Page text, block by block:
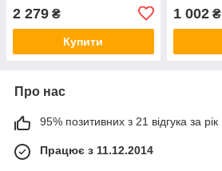
2 279 ₴
Купити
1 002₴
Про нас
95% позитивних з 21 відгука за рік
Працює з 11.12.2014